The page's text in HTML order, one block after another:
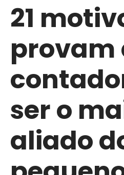
21
provam
ser o
aliado